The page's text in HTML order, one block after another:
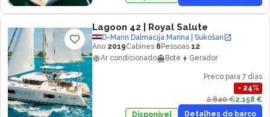
Lagoon 42 | Royal Salute
D-Marin Dalmacija Marina | Sukošan
Ano 2019Cabines 6 Pessoas 12
Ar condicionado
Bote Gerador
Preco para 7 dias
− 24%
2.840 €2.158 €
Disponivel
Detalhes do barco